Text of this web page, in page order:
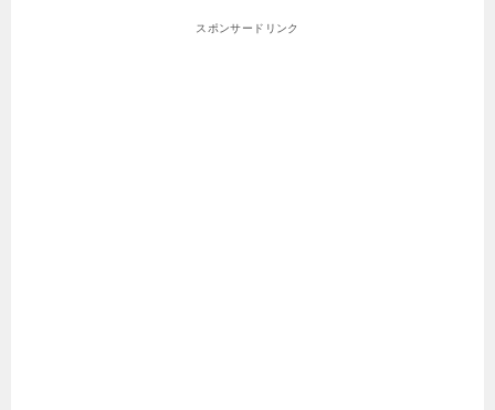
スポンサードリンク